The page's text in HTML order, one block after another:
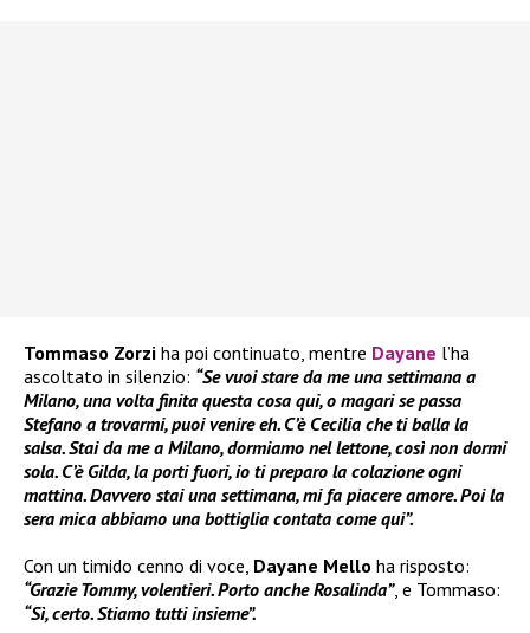
Tommaso Zorzi ha poi continuato, mentre Dayane l’ha
ascoltato in silenzio: “Se vuoi stare da me una settimana a
Milano, una volta finita questa cosa qui, o magari se passa
Stefano a trovarmi, puoi venire eh. C’è Cecilia che ti balla la
salsa. Stai da me a Milano, dormiamo nel lettone, così non dormi
sola. C’è Gilda, la porti fuori, io ti preparo la colazione ogni
mattina. Davvero stai una settimana, mi fa piacere amore. Poi la
sera mica abbiamo una bottiglia contata come qui”.
Con un timido cenno di voce, Dayane Mello ha risposto:
“Grazie Tommy, volentieri. Porto anche Rosalinda”, e Tommaso:
“Sì, certo. Stiamo tutti insieme”.